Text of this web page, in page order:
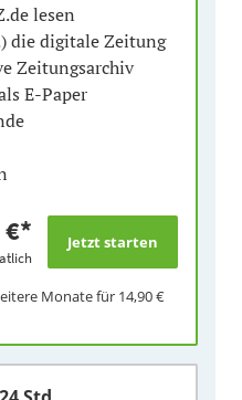
lesen
die digitale Zeitung
Zeitungsarchiv
E-Paper
*
Monate für 14,90 €